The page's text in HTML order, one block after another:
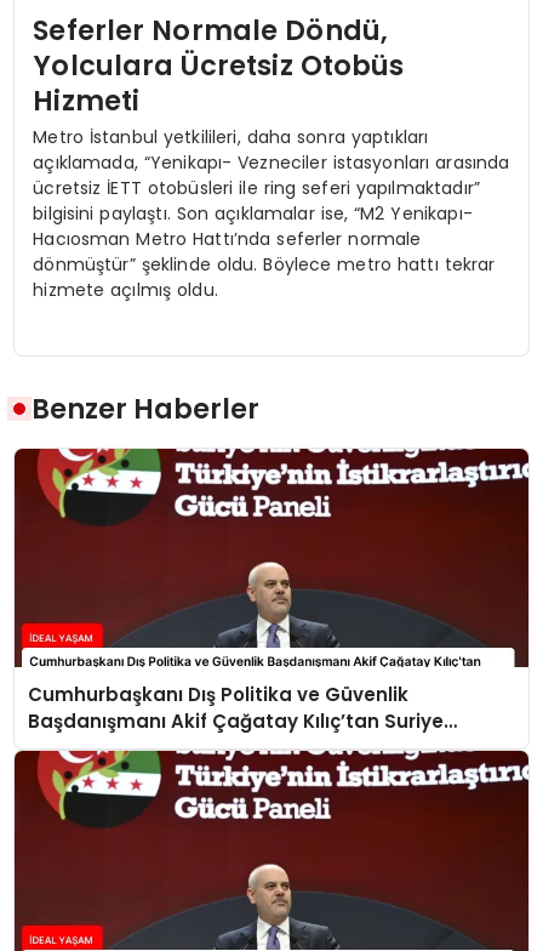
Seferler Normale Döndü,
Yolculara Ücretsiz Otobüs
Hizmeti
Metro İstanbul yetkilileri, daha sonra yaptıkları
açıklamada, “Yenikapı- Vezneciler istasyonları arasında
ücretsiz İETT otobüsleri ile ring seferi yapılmaktadır”
bilgisini paylaştı. Son açıklamalar ise, “M2 Yenikapı-
Hacıosman Metro Hattı’nda seferler normale
dönmüştür” şeklinde oldu. Böylece metro hattı tekrar
hizmete açılmış oldu.
Benzer Haberler
Cumhurbaşkanı Dış Politika ve Güvenlik
Başdanışmanı Akif Çağatay Kılıç’tan Suriye
Panelinde Önemli Açıklamalar